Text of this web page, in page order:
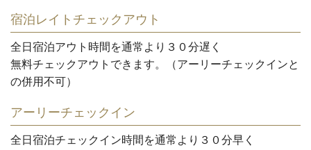
宿泊レイトチェックアウト
全日宿泊アウト時間を通常より３０分遅く
無料チェックアウトできます。（アーリーチェックインと
の併用不可）
アーリーチェックイン
全日宿泊チェックイン時間を通常より３０分早く